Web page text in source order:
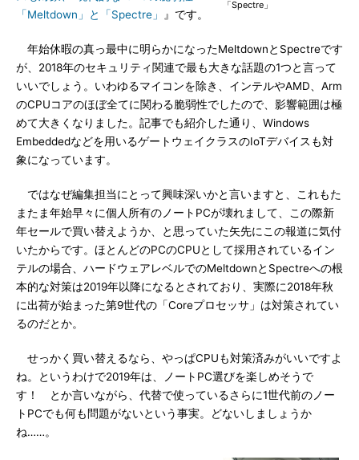
「Spectre」
「Meltdown」と「Spectre」
』です。
年始休暇の真っ最中に明らかになったMeltdownとSpectreです
が、2018年のセキュリティ関連で最も大きな話題の1つと言って
いいでしょう。いわゆるマイコンを除き、インテルやAMD、Arm
のCPUコアのほぼ全てに関わる脆弱性でしたので、影響範囲は極
めて大きくなりました。記事でも紹介した通り、Windows
Embeddedなどを用いるゲートウェイクラスのIoTデバイスも対
象になっています。
ではなぜ編集担当にとって興味深いかと言いますと、これもた
またま年始早々に個人所有のノートPCが壊れまして、この際新
年セールで買い替えようか、と思っていた矢先にこの報道に気付
いたからです。ほとんどのPCのCPUとして採用されているイン
テルの場合、ハードウェアレベルでのMeltdownとSpectreへの根
本的な対策は2019年以降になるとされており、実際に2018年秋
に出荷が始まった第9世代の「Coreプロセッサ」は対策されてい
るのだとか。
せっかく買い替えるなら、やっぱCPUも対策済みがいいですよ
ね。というわけで2019年は、ノートPC選びを楽しめそうで
す！ とか言いながら、代替で使っているさらに1世代前のノー
トPCでも何も問題がないという事実。どないしましょうか
ね……。